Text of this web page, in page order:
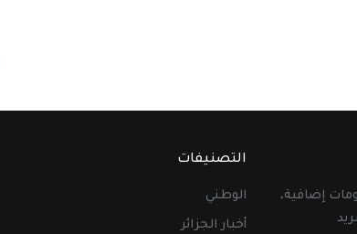
إضافية،
التصنيفات
الوطني
أخبار الجزائر